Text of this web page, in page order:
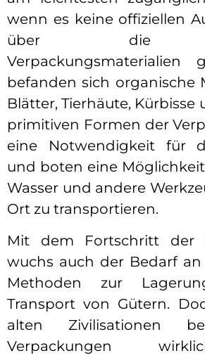
wenn es keine offiziellen
über die
Verpackungsmaterialien
befanden sich organische
Blätter, Tierhäute, Kürbisse
primitiven Formen der
eine Notwendigkeit für
und boten eine
Wasser und andere
Ort zu transportieren.
Mit dem Fortschritt der
wuchs auch der Bedarf an
Methoden zur
Transport von Gütern.
alten Zivilisationen
Verpackungen